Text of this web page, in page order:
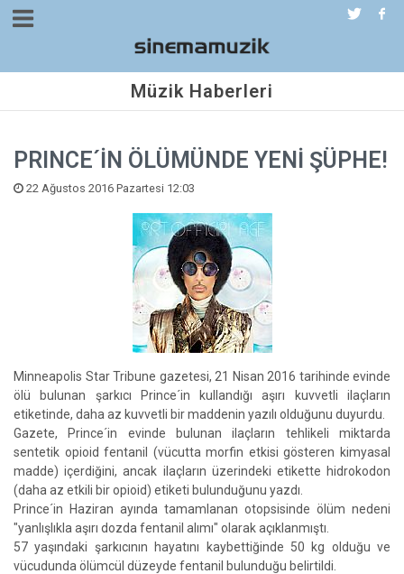
Müzik Haberleri
PRINCE´İN ÖLÜMÜNDE YENİ ŞÜPHE!
22 Ağustos 2016 Pazartesi 12:03
Minneapolis Star Tribune gazetesi, 21 Nisan 2016 tarihinde evinde
ölü bulunan şarkıcı Prince´in kullandığı aşırı kuvvetli ilaçların
etiketinde, daha az kuvvetli bir maddenin yazılı olduğunu duyurdu.
Gazete, Prince´in evinde bulunan ilaçların tehlikeli miktarda
sentetik opioid fentanil (vücutta morfin etkisi gösteren kimyasal
madde) içerdiğini, ancak ilaçların üzerindeki etikette hidrokodon
(daha az etkili bir opioid) etiketi bulunduğunu yazdı.
Prince´in Haziran ayında tamamlanan otopsisinde ölüm nedeni
"yanlışlıkla aşırı dozda fentanil alımı" olarak açıklanmıştı.
57 yaşındaki şarkıcının hayatını kaybettiğinde 50 kg olduğu ve
vücudunda ölümcül düzeyde fentanil bulunduğu belirtildi.